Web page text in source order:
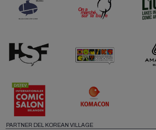
PARTNER DEL KOREAN VILLAGE